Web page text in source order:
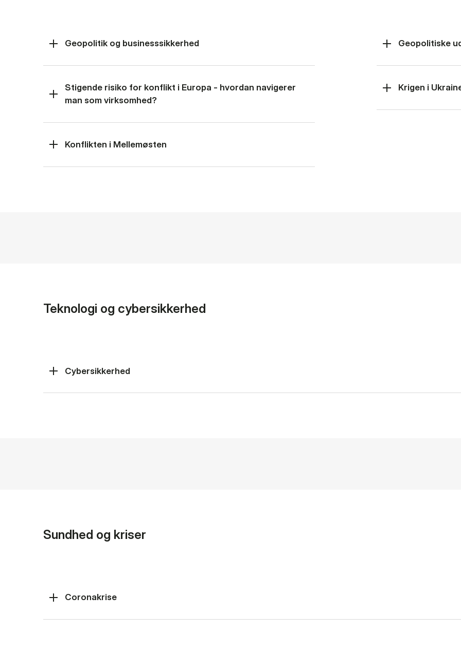
Geopolitik og businesssikkerhed
Stigende risiko for konflikt i Europa - hvordan navigerer
man som virksomhed?
Konflikten i Mellemøsten
Geopolitiske
Krigen i
Teknologi og cybersikkerhed
Cybersikkerhed
Sundhed og kriser
Coronakrise